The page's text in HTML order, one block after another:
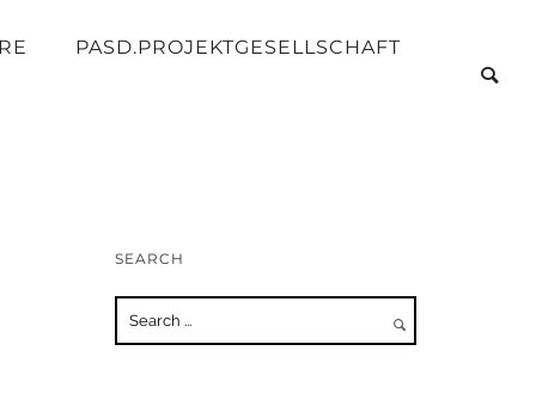
PASD.PROJEKTGESELLSCHAFT
SEARCH